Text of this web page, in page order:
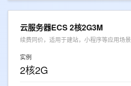
云服务器ECS 2核2G3M
续费同价，适用于建站，小程序等应用场景
实例
2核2G